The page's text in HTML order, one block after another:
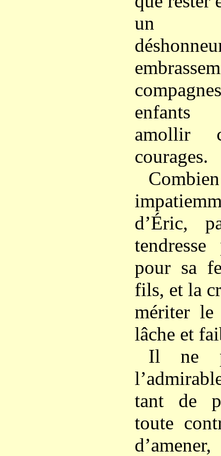
un
enfants
amollir
courages.
d’Éric,
pour sa
fils, et la
mériter
lâche et
Il ne
tant de
toute